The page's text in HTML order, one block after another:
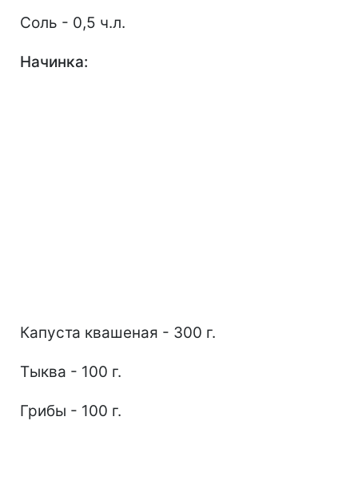
Соль - 0,5 ч.л.
Начинка:
Капуста квашеная - 300 г.
Тыква - 100 г.
Грибы - 100 г.